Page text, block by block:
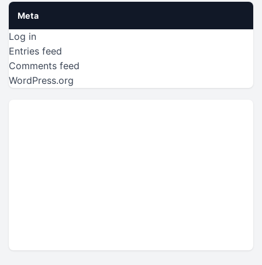
Meta
Log in
Entries feed
Comments feed
WordPress.org